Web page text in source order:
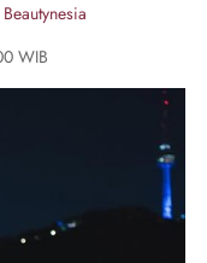
Beautynesia
WIB